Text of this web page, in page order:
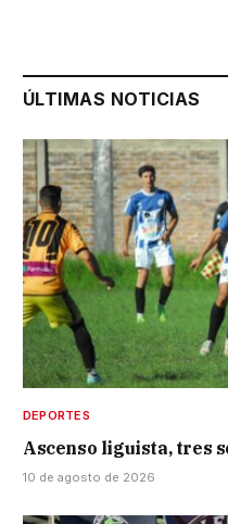
ÚLTIMAS NOTICIAS
DEPORTES
Ascenso liguista, tres
10 de agosto de 2026